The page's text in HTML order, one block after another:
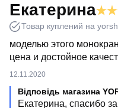
Екатерина
Товар куплений на
моделью этого
цена и достойное
12.11.2020
Відповідь магазина
Екатерина, спасибо